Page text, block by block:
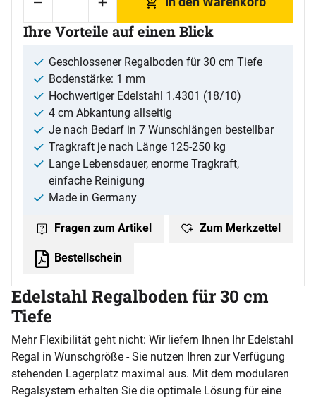
Ihre Vorteile auf einen Blick
Geschlossener Regalboden für 30 cm Tiefe
Bodenstärke: 1 mm
Hochwertiger Edelstahl 1.4301 (18/10)
4 cm Abkantung allseitig
Je nach Bedarf in 7 Wunschlängen bestellbar
Tragkraft je nach Länge 125-250 kg
Lange Lebensdauer, enorme Tragkraft,
einfache Reinigung
Made in Germany
Fragen zum Artikel Zum Merkzettel
Bestellschein
Edelstahl Regalboden für 30 cm
Tiefe
Mehr Flexibilität geht nicht: Wir liefern Ihnen Ihr Edelstahl
Regal in Wunschgröße - Sie nutzen Ihren zur Verfügung
stehenden Lagerplatz maximal aus. Mit dem modularen
Regalsystem erhalten Sie die optimale Lösung für eine